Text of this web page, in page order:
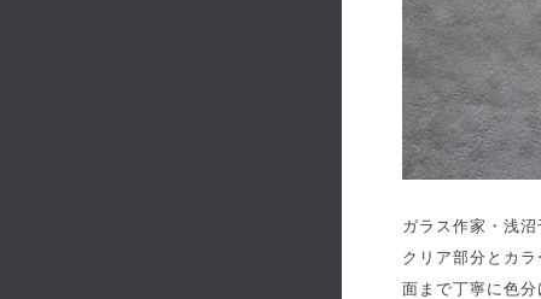
ガラス作家・浅
クリア部分とカ
面まで丁寧に色